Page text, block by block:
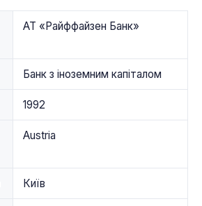
АТ «Райффайзен Банк»
Банк з іноземним капіталом
1992
Austria
Київ